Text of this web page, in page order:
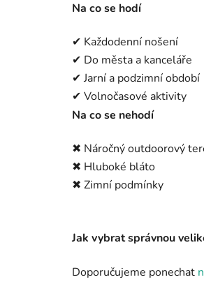
Na co se hodí
✔ Každodenní nošení
✔ Do města a kanceláře
✔ Jarní a podzimní období
✔ Volnočasové aktivity
Na co se nehodí
✖ Náročný outdoorový
✖ Hluboké bláto
✖ Zimní podmínky
Jak vybrat správnou
Doporučujeme ponechat